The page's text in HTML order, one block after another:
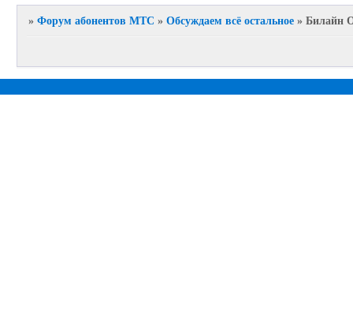
»Форум абонентов МТС »Обсуждаем всё остальное »Билайн